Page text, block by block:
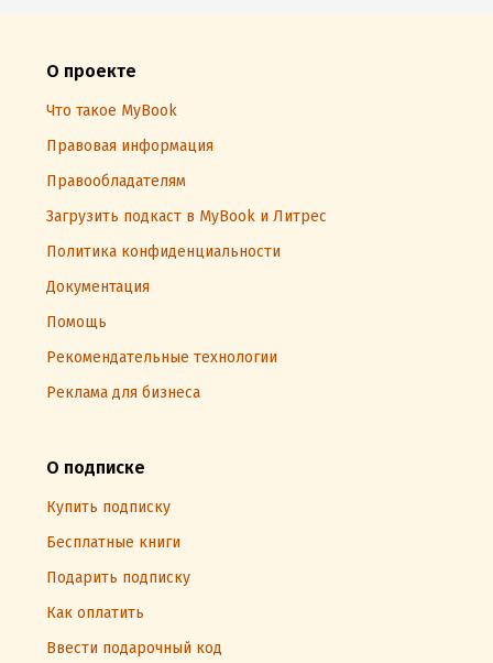
О проекте
Что такое MyBook
Правовая информация
Правообладателям
Загрузить подкаст в MyBook и Литрес
Политика конфиденциальности
Документация
Помощь
Рекомендательные технологии
Реклама для бизнеса
О подписке
Купить подписку
Бесплатные книги
Подарить подписку
Как оплатить
Ввести подарочный код